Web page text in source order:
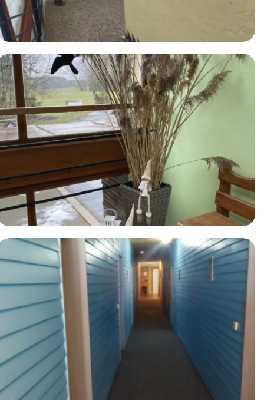
Ostatní prostory
Ostatní prostory
Ostatní prostory